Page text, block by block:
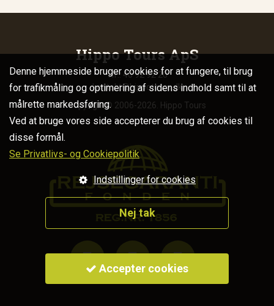
Hippo Tours ApS
Tlf.: 40 92 92 20
kontakt@hippotours.dk
Copyright© 2006-2026. Hippo Tours
  
Denne hjemmeside bruger cookies for at fungere, til brug
for trafikmåling og optimering af sidens indhold samt til at
målrette markedsføring.
Ved at bruge vores side accepterer du brug af cookies til
disse formål.
Se Privatlivs- og Cookiepolitik
Indstillinger for cookies
Nej tak
Accepter cookies